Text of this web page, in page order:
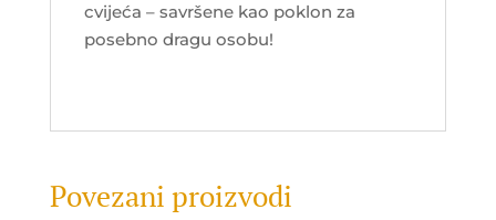
cvijeća – savršene kao poklon za
posebno dragu osobu!
Povezani proizvodi